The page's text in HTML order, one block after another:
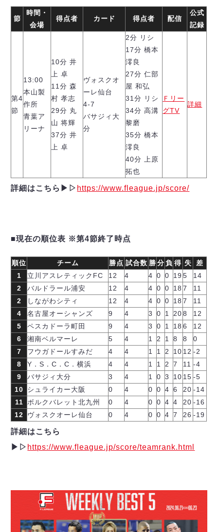
節
時間・
会場
得点者 カード 得点者 配信
公式
記録
第4
節
13:00
本山製
作所
青葉ア
リーナ
10分 井
上 卓
11分 森
村 孝志
29分 丸
山 将輝
37分 井
上 卓
ヴォスクオ
ーレ仙台
4-7
バサジィ大
分
2分 リシ
17分 橋本
澪良
27分 仁部
屋 和弘
31分 リシ
34分 高溝
黎磨
35分 橋本
澪良
40分 上原
拓也
Ｆリー
グTV
詳細
詳細はこちら▶︎▷ https://www.fleague.jp/score/
■現在の順位表 ※第4節終了時点
順位 チーム 勝点 試合数 勝分負 得 失
差
1
立川アスレティックFC 12 4 4 0 0 19 5
14
2
バルドラール浦安 12 4 4 0 0 18 7
11
2
しながわシティ 12 4 4 0 0 18 7
11
4
名古屋オーシャンズ 9 4 3 0 1 20 8
12
5
ペスカドーラ町田 9 4 3 0 1 18 6
12
6
湘南ベルマーレ 5 4 1 2 1 8 8
0
7
フウガドールすみだ 4 4 1 1 2 10 12 -2
8
Y．S．C．C．横浜 4 4 1 1 2 7 11 -4
9
バサジィ大分 3 4 1 0 3 10 15 -5
10
シュライカー大阪 0 4 0 0 4 6 20 -14
11
ボルクバレット北九州 0 4 0 0 4 4 20 -16
12
ヴォスクオーレ仙台 0 4 0 0 4 7 26 -19
詳細はこちら
▶︎▷ https://www.fleague.jp/score/teamrank.html